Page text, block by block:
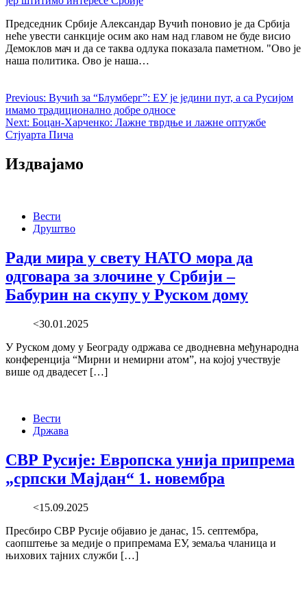
Председник Србије Александар Вучић поновио је да Србија
неће увести санкције осим ако нам над главом не буде висио
Демоклов мач и да се таква одлука показала паметном. "Ово је
наша политика. Ово је наша…
Previous: Вучић за “Блумберг”: ЕУ је једини пут, а са Русијом
имамо традиционално добре односе
Next: Боцан-Харченко: Лажне тврдње и лажне оптужбе
Стјуарта Пича
Издвајамо
Вести
Друштво
Ради мира у свету НАТО мора да
одговара за злочине у Србији –
Бабурин на скупу у Руском дому
<30.01.2025
У Руском дому у Београду одржава се дводневна међународна
конференција “Мирни и немирни атом”, на којој учествује
више од двадесет […]
Вести
Држава
СВР Русије: Европска унија припрема
„српски Мајдан“ 1. новембра
<15.09.2025
Пресбиро СВР Русије објавио је данас, 15. септембра,
саопштење за медије о припремама ЕУ, земаља чланица и
њихових тајних служби […]